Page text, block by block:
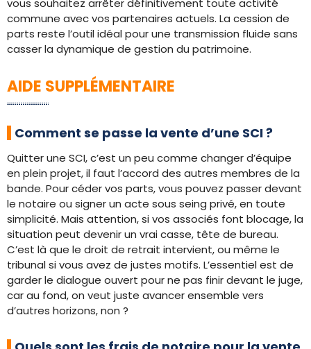
vous souhaitez arrêter définitivement toute activité
commune avec vos partenaires actuels. La cession de
parts reste l’outil idéal pour une transmission fluide sans
casser la dynamique de gestion du patrimoine.
AIDE SUPPLÉMENTAIRE
Comment se passe la vente d’une SCI ?
Quitter une SCI, c’est un peu comme changer d’équipe
en plein projet, il faut l’accord des autres membres de la
bande. Pour céder vos parts, vous pouvez passer devant
le notaire ou signer un acte sous seing privé, en toute
simplicité. Mais attention, si vos associés font blocage, la
situation peut devenir un vrai casse, tête de bureau.
C’est là que le droit de retrait intervient, ou même le
tribunal si vous avez de justes motifs. L’essentiel est de
garder le dialogue ouvert pour ne pas finir devant le juge,
car au fond, on veut juste avancer ensemble vers
d’autres horizons, non ?